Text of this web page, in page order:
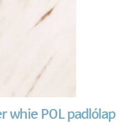
whie POL padlólap